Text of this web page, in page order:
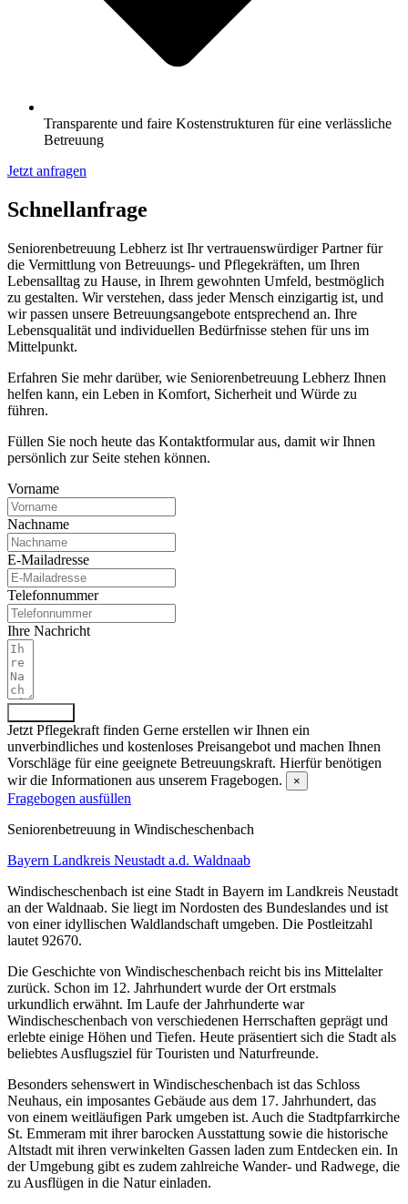
Transparente und faire Kostenstrukturen für eine verlässliche
Betreuung
Jetzt anfragen
Schnell­anfrage
Seniorenbetreuung Lebherz ist Ihr vertrauenswürdiger Partner für
die Vermittlung von Betreuungs- und Pflegekräften, um Ihren
Lebensalltag zu Hause, in Ihrem gewohnten Umfeld, bestmöglich
zu gestalten. Wir verstehen, dass jeder Mensch einzigartig ist, und
wir passen unsere Betreuungsangebote entsprechend an. Ihre
Lebensqualität und individuellen Bedürfnisse stehen für uns im
Mittelpunkt.
Erfahren Sie mehr darüber, wie Seniorenbetreuung Lebherz Ihnen
helfen kann, ein Leben in Komfort, Sicherheit und Würde zu
führen.
Füllen Sie noch heute das Kontaktformular aus, damit wir Ihnen
persönlich zur Seite stehen können.
Vorname
Nachname
E-Mailadresse
Telefonnummer
Ihre Nachricht
Jetzt Pflegekraft finden Gerne erstellen wir Ihnen ein
unverbindliches und kostenloses Preisangebot und machen Ihnen
Vorschläge für eine geeignete Betreuungskraft. Hierfür benötigen
wir die Informationen aus unserem Fragebogen.
×
Fragebogen ausfüllen
Senioren­betreuung in Windischeschenbach
Bayern Landkreis Neustadt a.d. Waldnaab
Windischeschenbach ist eine Stadt in Bayern im Landkreis Neustadt
an der Waldnaab. Sie liegt im Nordosten des Bundeslandes und ist
von einer idyllischen Waldlandschaft umgeben. Die Postleitzahl
lautet 92670.
Die Geschichte von Windischeschenbach reicht bis ins Mittelalter
zurück. Schon im 12. Jahrhundert wurde der Ort erstmals
urkundlich erwähnt. Im Laufe der Jahrhunderte war
Windischeschenbach von verschiedenen Herrschaften geprägt und
erlebte einige Höhen und Tiefen. Heute präsentiert sich die Stadt als
beliebtes Ausflugsziel für Touristen und Naturfreunde.
Besonders sehenswert in Windischeschenbach ist das Schloss
Neuhaus, ein imposantes Gebäude aus dem 17. Jahrhundert, das
von einem weitläufigen Park umgeben ist. Auch die Stadtpfarrkirche
St. Emmeram mit ihrer barocken Ausstattung sowie die historische
Altstadt mit ihren verwinkelten Gassen laden zum Entdecken ein. In
der Umgebung gibt es zudem zahlreiche Wander- und Radwege, die
zu Ausflügen in die Natur einladen.